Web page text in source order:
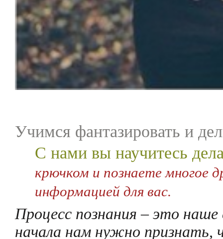
Учимся фантазировать и
С нами вы научитесь
крючком и познаете многое
информацией для вас.
Процесс познания – это
начала нам нужно признать,